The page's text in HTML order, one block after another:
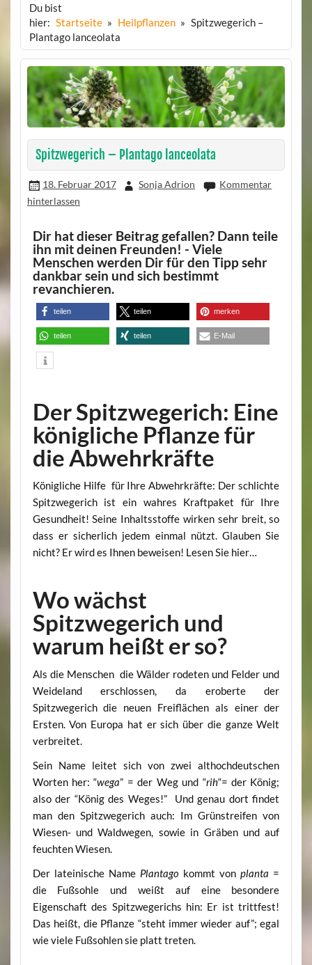
Du bist
hier: Startseite Heilpflanzen
Spitzwegerich –
Plantago lanceolata
Spitzwegerich – Plantago lanceolata
18. Februar 2017 Sonja Adrion
Kommentar
hinterlassen
Dir hat dieser Beitrag gefallen? Dann teile
ihn mit deinen Freunden! - Viele
Menschen werden Dir für den Tipp sehr
dankbar sein und sich bestimmt
revanchieren.
teilen teilen merken
teilen teilen E-Mail
Der Spitzwegerich: Eine
königliche Pflanze für
die Abwehrkräfte
Königliche Hilfe für Ihre Abwehrkräfte: Der schlichte
Spitzwegerich ist ein wahres Kraftpaket für Ihre
Gesundheit! Seine Inhaltsstoffe wirken sehr breit, so
dass er sicherlich jedem einmal nützt. Glauben Sie
nicht? Er wird es Ihnen beweisen! Lesen Sie hier…
Wo wächst
Spitzwegerich und
warum heißt er so?
Als die Menschen die Wälder rodeten und Felder und
Weideland erschlossen, da eroberte der
Spitzwegerich die neuen Freiflächen als einer der
Ersten. Von Europa hat er sich über die ganze Welt
verbreitet.
Sein Name leitet sich von zwei althochdeutschen
Worten her: “wega” = der Weg und “rih“= der König;
also der “König des Weges!” Und genau dort findet
man den Spitzwegerich auch: Im Grünstreifen von
Wiesen- und Waldwegen, sowie in Gräben und auf
feuchten Wiesen.
Der lateinische Name Plantago kommt vonplanta =
die Fußsohle und weißt auf eine besondere
Eigenschaft des Spitzwegerichs hin: Er ist trittfest!
Das heißt, die Pflanze “steht immer wieder auf”; egal
wie viele Fußsohlen sie platt treten.